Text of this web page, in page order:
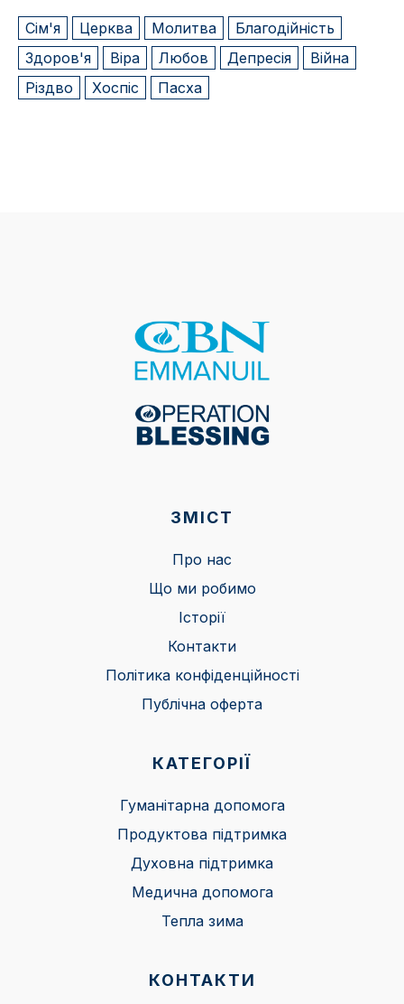
Сім'я Церква Молитва
Благодійність
Здоров'я
Віра Любов Депресія
Війна
Різдво
Хоспіс Пасха
ЗМІСТ
Про нас
Що ми робимо
Історії
Контакти
Політика конфіденційності
Публічна оферта
КАТЕГОРІЇ
Гуманітарна допомога
Продуктова підтримка
Духовна підтримка
Медична допомога
Тепла зима
КОНТАКТИ